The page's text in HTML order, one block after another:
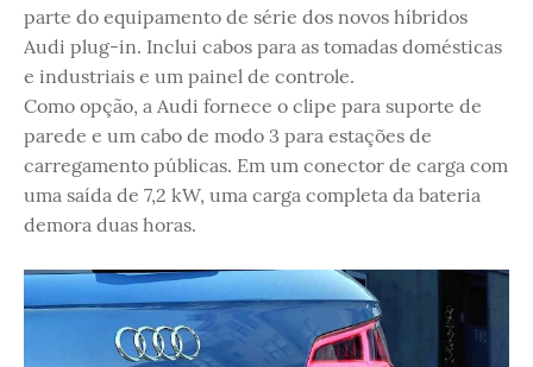
parte do equipamento de série dos novos híbridos
Audi plug-in. Inclui cabos para as tomadas domésticas
e industriais e um painel de controle.
Como opção, a Audi fornece o clipe para suporte de
parede e um cabo de modo 3 para estações de
carregamento públicas. Em um conector de carga com
uma saída de 7,2 kW, uma carga completa da bateria
demora duas horas.